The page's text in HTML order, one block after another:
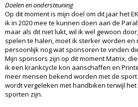
Doelen en ondersteuning
Op dit moment is mijn doel om dit jaar het
ik in 2020 mee te kunnen doen aan de
maar als dit niet lukt, wil ik wel gewoon
spelen te halen, moet ik sterker worden en
persoonlijk nog wat sponsoren te vinden
Mijn sponsors zijn op dit moment Matrix,
ik een krankcycle kon aanschaffen en
meer mensen bekend worden met de
wordt vergeleken met handbiken terwijl
sporten zijn.